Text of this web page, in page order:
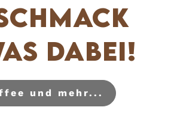
dabei!
und mehr...